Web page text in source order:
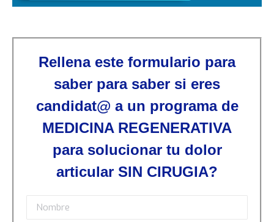
Rellena este formulario para
saber para saber si eres
candidat@ a un programa de
MEDICINA REGENERATIVA
para solucionar tu dolor
articular SIN CIRUGIA?